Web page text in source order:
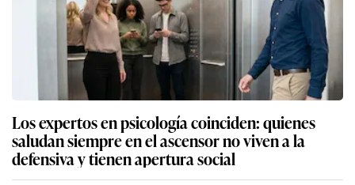
Los expertos en psicología coinciden: quienes
saludan siempre en el ascensor no viven a la
defensiva y tienen apertura social